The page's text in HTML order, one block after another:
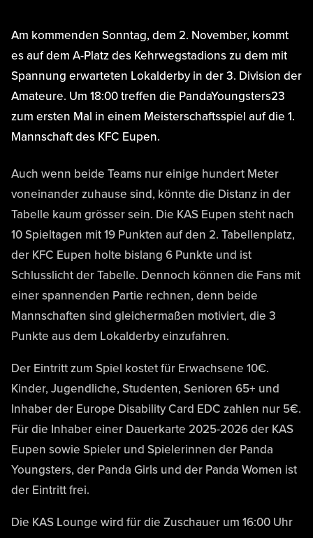
Am kommenden Sonntag, dem 2. November, kommt
es auf dem A-Platz des Kehrwegstadions zu dem mit
Spannung erwarteten Lokalderby in der 3. Division der
Amateure. Um 18:00 treffen die PandaYoungsters23
zum ersten Mal in einem Meisterschaftsspiel auf die 1.
Mannschaft des KFC Eupen.
Auch wenn beide Teams nur einige hundert Meter
voneinander zuhause sind, könnte die Distanz in der
Tabelle kaum grösser sein. Die KAS Eupen steht nach
10 Spieltagen mit 19 Punkten auf den 2. Tabellenplatz,
der KFC Eupen holte bislang 6 Punkte und ist
Schlusslicht der Tabelle. Dennoch können die Fans mit
einer spannenden Partie rechnen, denn beide
Mannschaften sind gleichermaßen motiviert, die 3
Punkte aus dem Lokalderby einzufahren.
Der Eintritt zum Spiel kostet für Erwachsene 10€.
Kinder, Jugendliche, Studenten, Senioren 65+ und
Inhaber der Europe Disability Card EDC zahlen nur 5€.
Für die Inhaber einer Dauerkarte 2025-2026 der KAS
Eupen sowie Spieler und Spielerinnen der Panda
Youngsters, der Panda Girls und der Panda Women ist
der Eintritt frei.
Die KAS Lounge wird für die Zuschauer um 16:00 Uhr